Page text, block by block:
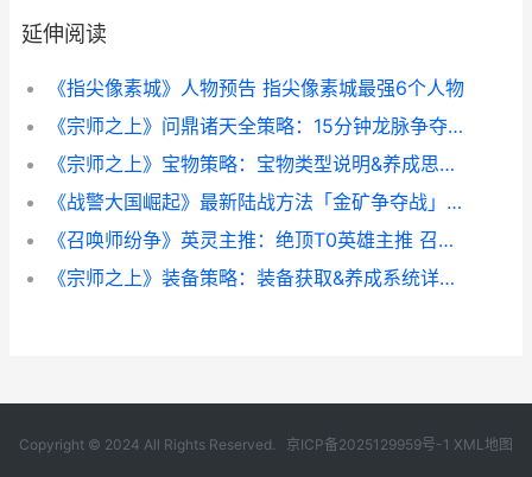
延伸阅读
《指尖像素城》人物预告 指尖像素城最强6个人物
《宗师之上》问鼎诸天全策略：15分钟龙脉争夺战 宗师之力由什么组成
《宗师之上》宝物策略：宝物类型说明&养成思路详细解答 宗师之力百科
《战警大国崛起》最新陆战方法「金矿争夺战」方法规则&奖励详细解答 《战警大国崛起》演员表
《召唤师纷争》英灵主推：绝顶T0英雄主推 召唤师战争手游
《宗师之上》装备策略：装备获取&养成系统详细解答 《宗师之上》装备怎么样
Copyright © 2024 All Rights Reserved. 京ICP备2025129959号-1 XML地图